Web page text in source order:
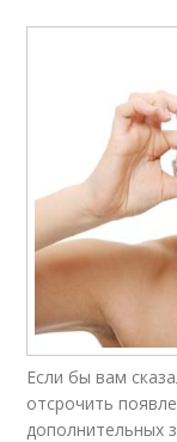
Если бы вам
отсрочить
дополнительных